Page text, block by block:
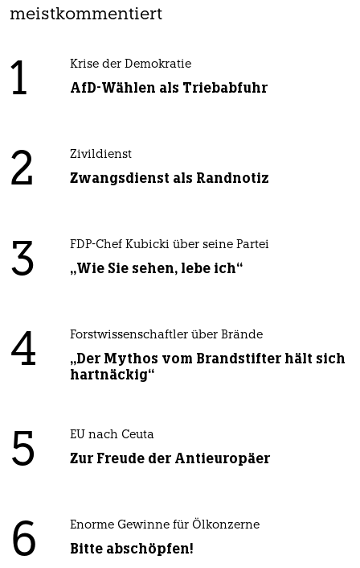
meistkommentiert
1 Krise der Demokratie
AfD-Wählen als Triebabfuhr
2 Zivildienst
Zwangsdienst als Randnotiz
3 FDP-Chef Kubicki über seine Partei
„Wie Sie sehen, lebe ich“
4 Forstwissenschaftler über Brände
„Der Mythos vom Brandstifter hält sich
hartnäckig“
5 EU nach Ceuta
Zur Freude der Antieuropäer
6 Enorme Gewinne für Ölkonzerne
Bitte abschöpfen!